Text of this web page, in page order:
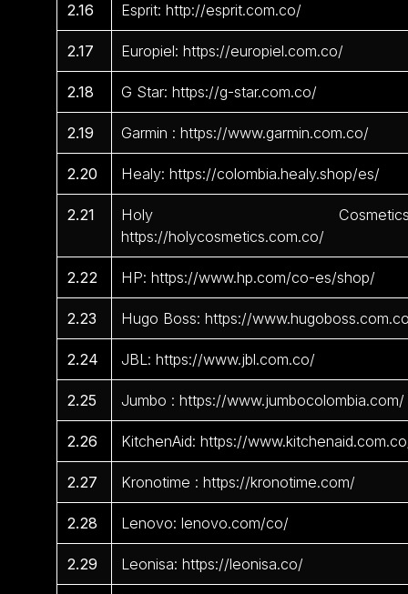
2.16 Esprit: http://esprit.com.co/
2.17 Europiel: https://europiel.com.co/
2.18 G Star: https://g-star.com.co/
2.19 Garmin : https://www.garmin.com.co/
2.20 Healy: https://colombia.healy.shop/es/
2.21
Holy
https://holycosmetics.com.co/
2.22 HP: https://www.hp.com/co-es/shop/
2.23 Hugo Boss: https://
2.24 JBL: https://www.jbl.com.co/
2.25 Jumbo : https://www.jumbocolombia.com/
2.26 KitchenAid: https://
2.27 Kronotime : https://kronotime.com/
2.28 Lenovo: lenovo.com/co/
2.29 Leonisa: https://leonisa.co/